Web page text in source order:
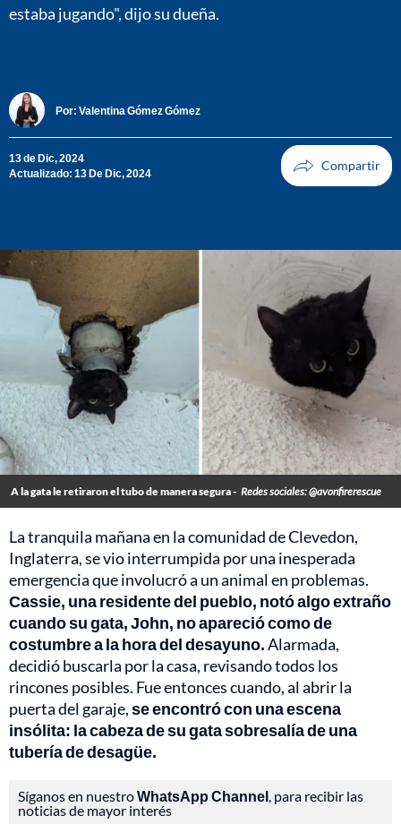
estaba jugando", dijo su dueña.
Por: Valentina Gómez Gómez
13 de Dic, 2024
Actualizado: 13 De Dic, 2024
A la gata le retiraron el tubo de manera segura - Redes sociales: @avonfirerescue
La tranquila mañana en la comunidad de Clevedon,
Inglaterra, se vio interrumpida por una inesperada
emergencia que involucró a un animal en problemas.
Cassie, una residente del pueblo, notó algo extraño
cuando su gata, John, no apareció como de
costumbre a la hora del desayuno.Alarmada,
decidió buscarla por la casa, revisando todos los
rincones posibles. Fue entonces cuando, al abrir la
puerta del garaje,se encontró con una escena
insólita: la cabeza de su gata sobresalía de una
tubería de desagüe.
Síganos en nuestroWhatsApp Channel, para recibir las
noticias de mayor interés